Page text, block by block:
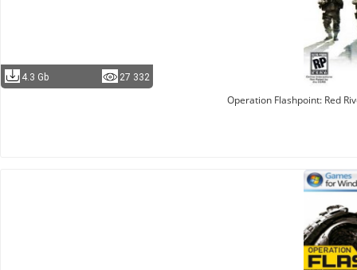
4.3 Gb 27 332
Operation Flashpoint: Red